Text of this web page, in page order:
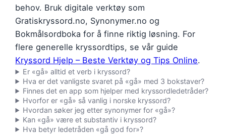
behov. Bruk digitale verktøy som
Gratiskryssord.no, Synonymer.no og
Bokmålsordboka for å finne riktig løsning. For
flere generelle kryssordtips, se vår guide
Kryssord Hjelp – Beste Verktøy og Tips Online.
Er «gå» alltid et verb i kryssord?
Hva er det vanligste svaret på «gå» med 3 bokstaver?
Finnes det en app som hjelper med kryssordledetråder?
Hvorfor er «gå» så vanlig i norske kryssord?
Hvordan søker jeg etter synonymer for «gå»?
Kan «gå» være et substantiv i kryssord?
Hva betyr ledetråden «gå god for»?